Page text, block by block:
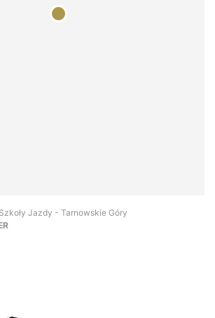
Szkoły Jazdy - Tarnowskie Góry